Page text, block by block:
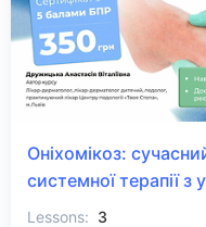
Оніхомікоз:
системної терапії
біоплівок
Lessons: 3